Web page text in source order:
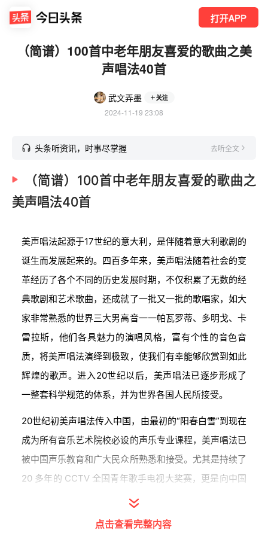
打开APP
（简谱）100首中老年朋友喜爱的歌曲之美
声唱法40首
武文弄墨 关注
2024-11-19 23:08
头条听资讯，时事尽掌握 去听全文
（简谱）100首中老年朋友喜爱的歌曲之
美声唱法40首
美声唱法起源于17世纪的意大利，是伴随着意大利歌剧的
诞生而发展起来的。四百多年来，美声唱法随着社会的变
革经历了各个不同的历史发展时期，不仅积累了无数的经
典歌剧和艺术歌曲，还成就了一批又一批的歌唱家，如大
家非常熟悉的世界三大男高音一一帕瓦罗蒂、多明戈、卡
雷拉斯，他们各具魅力的演唱风格，富有个性的音色音
质，将美声唱法演绎到极致，使我们有幸能够欣赏到如此
辉煌的歌声。进入20世纪以后，美声唱法已逐步形成了
一整套科学规范的体系，并为世界各国人民所接受。
20世纪初美声唱法传入中国，由最初的“阳春白雪”到现在
成为所有音乐艺术院校必设的声乐专业课程，美声唱法已
被中国声乐教育和广大民众所熟悉和接受。尤其是持续了
20 多年的 CCTV 全国青年歌手电视大奖赛，更是向中国
亿万普通观众打开了一扇欣赏美声唱法的窗口，使人们对
美声唱法的认知水平有了进一步的提高。
点击查看完整内容